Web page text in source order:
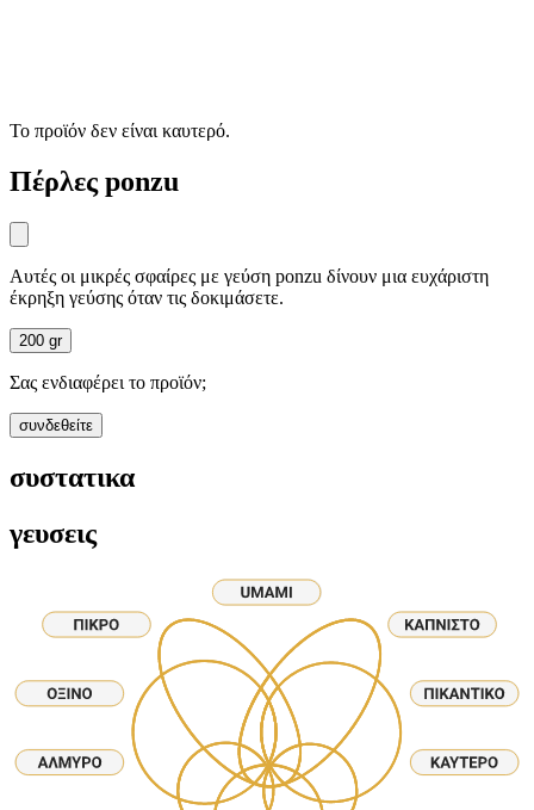
Το προϊόν δεν είναι καυτερό.
Πέρλες ponzu
Αυτές οι μικρές σφαίρες με γεύση ponzu δίνουν μια ευχάριστη
έκρηξη γεύσης όταν τις δοκιμάσετε.
200 gr
Σας ενδιαφέρει το προϊόν;
συνδεθείτε
συστατικα
γευσεις